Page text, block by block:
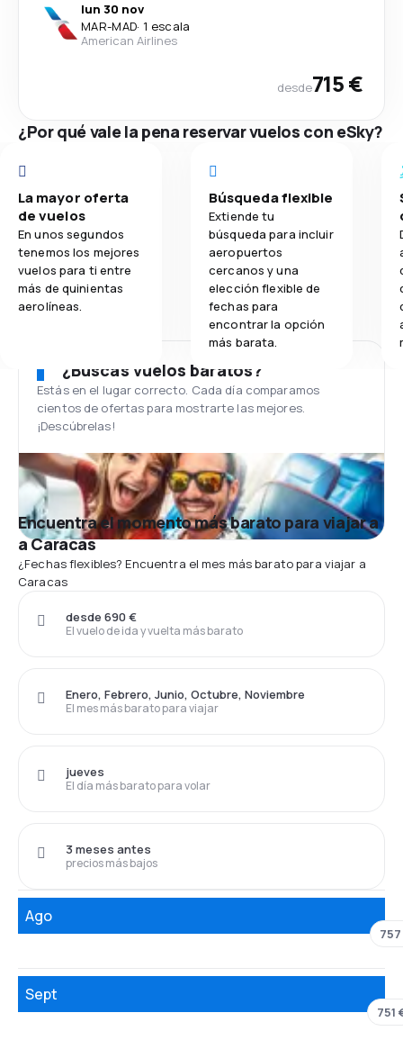
lun 30 nov
MAR-MAD· 1 escala
American Airlines
desde715 €
¿Por qué vale la pena reservar vuelos con eSky?
La mayor oferta
de vuelos
En unos segundos
tenemos los mejores
vuelos para ti entre
más de quinientas
aerolíneas.
Búsqueda flexible
Extiende tu
búsqueda para incluir
aeropuertos
cercanos y una
elección flexible de
fechas para
encontrar la opción
más barata.
¿Buscas vuelos baratos?
Estás en el lugar correcto. Cada día comparamos
cientos de ofertas para mostrarte las mejores.
¡Descúbrelas!
Encuentra el momento más barato para viajar a
a Caracas
¿Fechas flexibles? Encuentra el mes más barato para viajar a
Caracas
El vuelo de ida y vuelta más barato
desde 690 €
El mes más barato para viajar
Enero, Febrero, Junio, Octubre, Noviembre
El día más barato para volar
jueves
precios más bajos
3 meses antes
Ago
Sept
751